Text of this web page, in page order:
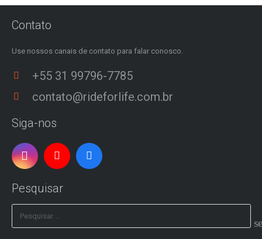
Contato
Use nossos canais de contato para falar conosco.
+55 31 99796-7785
contato@rideforlife.com.br
Siga-nos
Pesquisar